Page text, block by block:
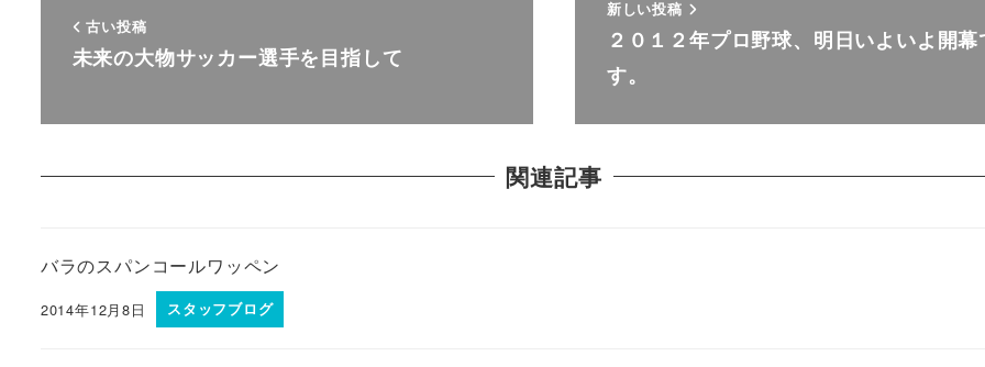
古い投稿
未来の大物サッカー選手を目指して
新しい投稿
２０１２年プロ野球、明日いよいよ開幕
す。
関連記事
バラのスパンコールワッペン
2014年12月8日 スタッフブログ